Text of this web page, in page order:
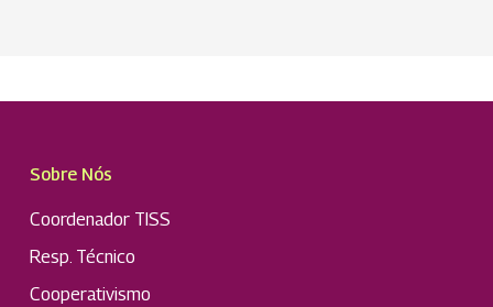
Sobre Nós
Coordenador TISS
Resp. Técnico
Cooperativismo